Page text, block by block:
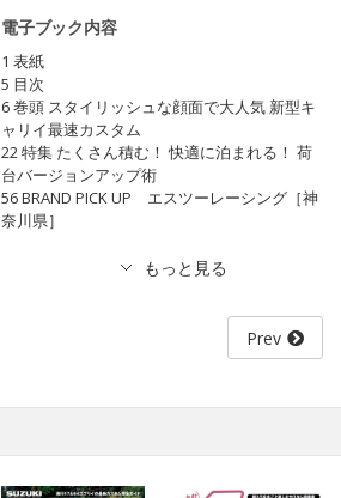
電子ブック内容
1 表紙
5 目次
6 巻頭 スタイリッシュな顔面で大人気 新型キ
ャリイ最速カスタム
22 特集 たくさん積む！ 快適に泊まれる！ 荷
台バージョンアップ術
56 BRAND PICK UP エスツーレーシング［神
奈川県］
Prev